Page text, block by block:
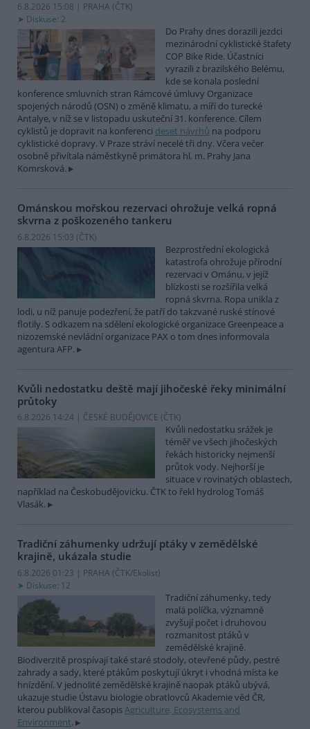
6.8.2026 15:08 | PRAHA (ČTK)
Diskuse: 2
Do Prahy dnes dorazili jezdci
mezinárodní cyklistické štafety
COP Bike Ride. Účastníci
vyrazili z brazilského Belému,
kde se konala poslední
konference smluvních stran Rámcové úmluvy Organizace
spojených národů (OSN) o změně klimatu, a míří do turecké
Antalye, v níž se v listopadu uskuteční 31. konference. Cílem
cyklistů je dopravit na konferenci deset návrhů na podporu
cyklistické dopravy. V Praze stráví necelé tři dny. Včera večer
osobně přivítala náměstkyně primátora hl. m. Prahy Jana
Komrsková.
Ománskou mořskou rezervaci ohrožuje velká ropná
skvrna z poškozeného tankeru
6.8.2026 15:03 (ČTK)
Bezprostřední ekologická
katastrofa ohrožuje přírodní
rezervaci v Ománu, v jejíž
blízkosti se rozšířila velká
ropná skvrna. Ropa unikla z
lodi, u níž panuje podezření, že patří do takzvané ruské stínové
flotily. S odkazem na sdělení ekologické organizace Greenpeace a
nizozemské nevládní organizace PAX o tom dnes informovala
agentura AFP.
Kvůli nedostatku deště mají jihočeské řeky minimální
průtoky
6.8.2026 14:24 | ČESKÉ BUDĚJOVICE (ČTK)
Kvůli nedostatku srážek je
téměř ve všech jihočeských
řekách historicky nejmenší
průtok vody. Nejhorší je
situace v rovinatých oblastech,
například na Českobudějovicku. ČTK to řekl hydrolog Tomáš
Vlasák.
Tradiční záhumenky udržují ptáky v zemědělské
krajině, ukázala studie
6.8.2026 01:23 | PRAHA (ČTK/Ekolist)
Diskuse: 12
Tradiční záhumenky, tedy
malá políčka, významně
zvyšují počet i druhovou
rozmanitost ptáků v
zemědělské krajině.
Biodiverzitě prospívají také staré stodoly, otevřené půdy, pestré
zahrady a sady, které ptákům poskytují úkryt i vhodná místa ke
hnízdění. V jednolité zemědělské krajině naopak ptáků ubývá,
ukazuje studie Ústavu biologie obratlovců Akademie věd ČR,
kterou publikoval časopisAgriculture, Ecosystems and
Environment.